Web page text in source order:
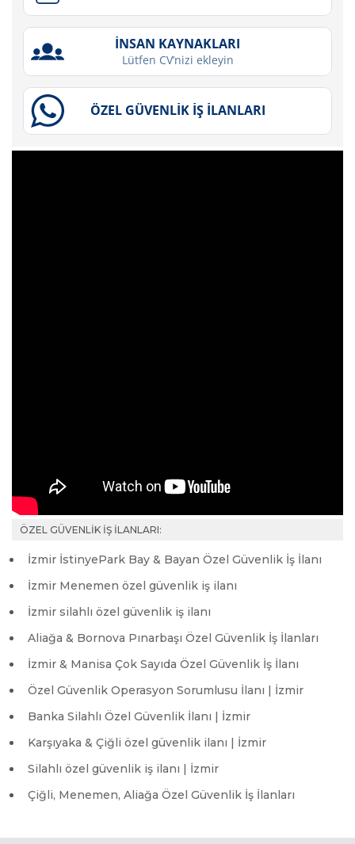
ÖZEL GÜVENLİK İŞ İLANLARI:
İzmir İstinyePark Bay & Bayan Özel Güvenlik İş İlanı
İzmir Menemen özel güvenlik iş ilanı
İzmir silahlı özel güvenlik iş ilanı
Aliağa & Bornova Pınarbaşı Özel Güvenlik İş İlanları
İzmir & Manisa Çok Sayıda Özel Güvenlik İş İlanı
Özel Güvenlik Operasyon Sorumlusu İlanı | İzmir
Banka Silahlı Özel Güvenlik İlanı | İzmir
Karşıyaka & Çiğli özel güvenlik ilanı | İzmir
Silahlı özel güvenlik iş ilanı | İzmir
Çiğli, Menemen, Aliağa Özel Güvenlik İş İlanları